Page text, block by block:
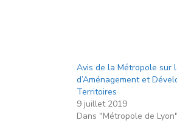
Avis de la Métropole sur
d’Aménagement et
Territoires
9 juillet 2019
Dans "Métropole de Lyon"